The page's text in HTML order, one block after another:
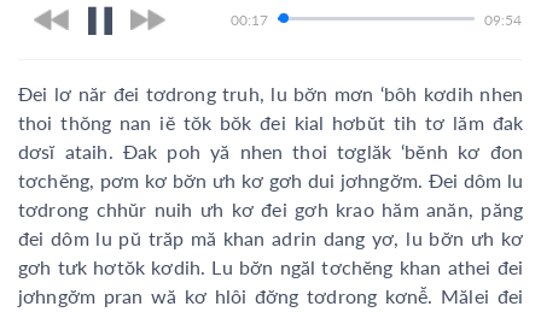
00:17 09:54
Đei lơ năr đei tơdrong truh, lu bơ̆n mơn ‘bôh kơdih nhen
thoi thŏng nan iĕ tŏk bŏk đei kial hơbŭt tih tơ lăm đak
dơsĭ ataih. Đak poh yă nhen thoi tơglăk ‘bĕnh kơ đon
tơchĕng, pơm kơ bơ̆n ưh kơ gơh dui jơhngơ̆m. Đei dôm lu
tơdrong chhŭr nuih ưh kơ đei gơh krao hăm anăn, păng
đei dôm lu pŭ trăp mă khan adrin dang yơ, lu bơ̆n ưh kơ
gơh tưk hơtŏk kơdih. Lu bơ̆n ngăl tơchĕng khan athei đei
jơhngơ̆m pran wă kơ hlôi đơ̆ng tơdrong kơnê̆. Mălei đei